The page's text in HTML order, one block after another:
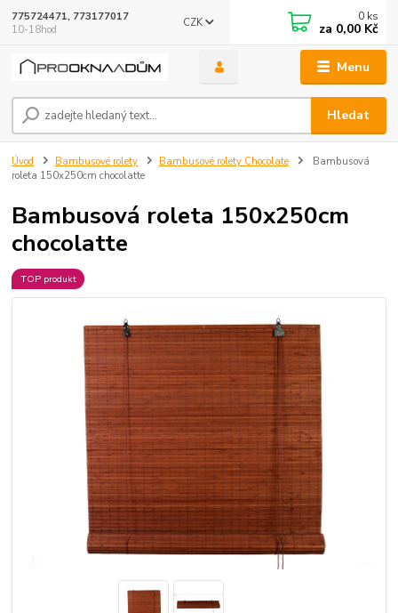
Menu
CZK
Hledat
775724471, 773177017
10-18hod
0 ks
za 0,00 Kč
Úvod Bambusové rolety Bambusové rolety Chocolate
Bambusová
roleta 150x250cm chocolatte
Bambusová roleta 150x250cm
chocolatte
TOP produkt